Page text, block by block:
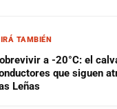
TAMBIÉN
a -20°C: el
que siguen
Leñas